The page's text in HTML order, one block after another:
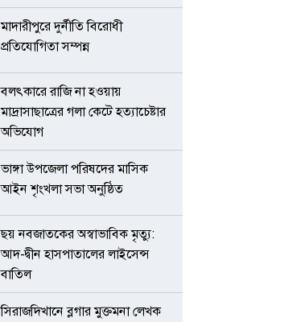
মাদারীপুরে দুর্নীতি বিরোধী
প্রতিযোগিতা সম্পন্ন
বলৎকারে রাজি না হওয়ায়
মাদ্রাসাছাত্রের গলা কেটে হত্যাচেষ্টার
অভিযোগ
ভাঙ্গা উপজেলা পরিষদের মাসিক
আইন শৃংখলা সভা অনুষ্ঠিত
ছয় নবজাতকের অস্বাভাবিক মৃত্যু:
আদ-দ্বীন হাসপাতালের লাইসেন্স
বাতিল
সিরাজদিখানে ব্লগার মুক্তমনা লেখক